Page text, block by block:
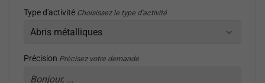
Type d'activité Choisissez le type d'activité
Précision Précisez votre demande